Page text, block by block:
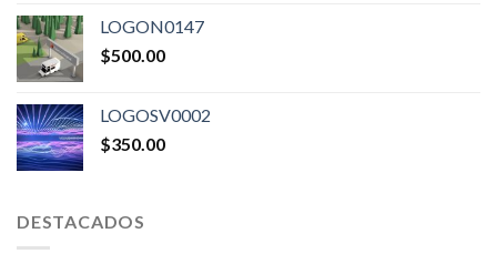
LOGON0147
$500.00
LOGOSV0002
$350.00
DESTACADOS